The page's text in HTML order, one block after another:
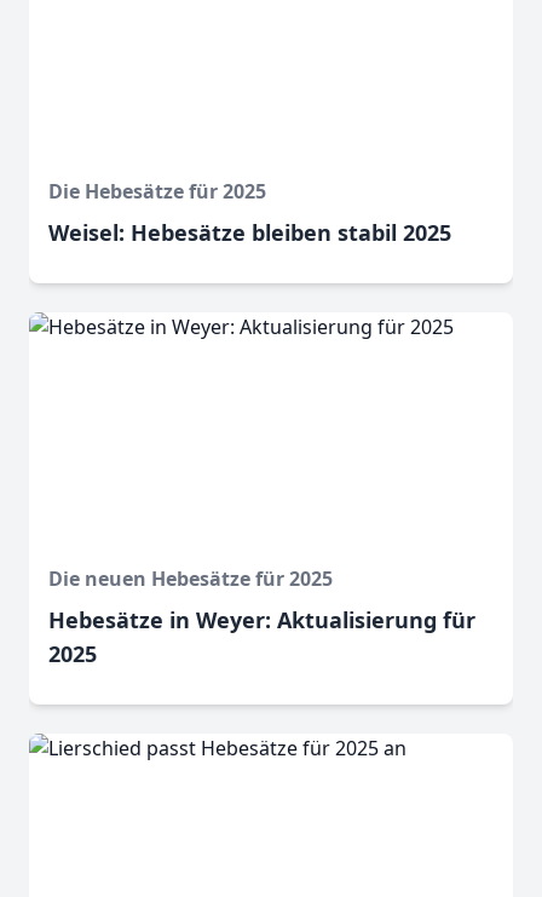
Die Hebesätze für 2025
Weisel: Hebesätze bleiben stabil 2025
Die neuen Hebesätze für 2025
Hebesätze in Weyer: Aktualisierung für
2025